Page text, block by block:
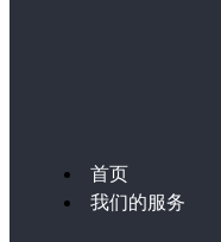
首页
我们的服务